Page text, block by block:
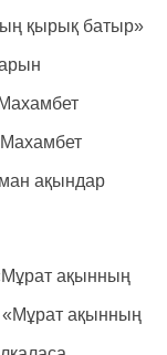
қырық батыр»
Махамбет
Махамбет
ақындар
ақынның
ақынның